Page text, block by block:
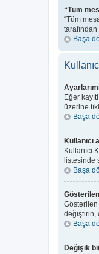
“Tüm
“Tüm
Başa
Eğer
üzerine
Başa
Kullanıcı
Kullanıcı
listesinde
Başa
değiştirin,
Başa
Değişik